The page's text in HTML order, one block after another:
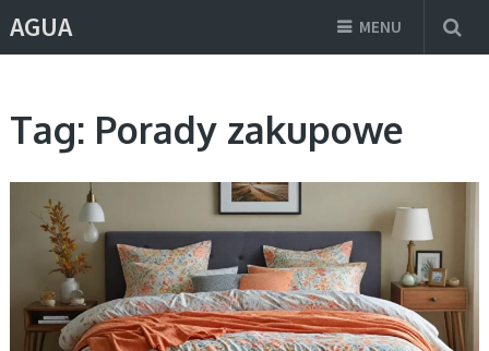
AGUA MENU
Tag: Porady zakupowe
AKTUALNOŚCI